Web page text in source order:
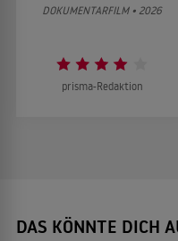
DOKUMENTARFILM • 2026
prisma-Redaktion
DAS KÖNNTE DICH